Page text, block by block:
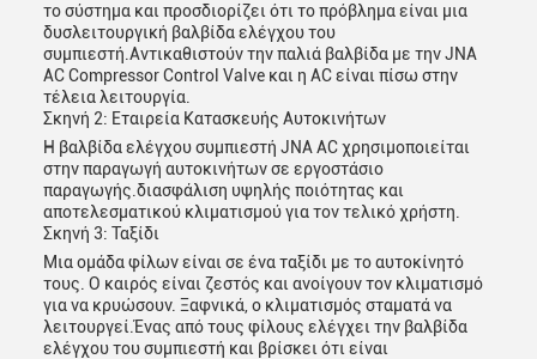
υποβολή
το σύστημα και προσδιορίζει ότι το πρόβλημα είναι μια
δυσλειτουργική βαλβίδα ελέγχου του
συμπιεστή.Αντικαθιστούν την παλιά βαλβίδα με την JNA
AC Compressor Control Valve και η AC είναι πίσω στην
τέλεια λειτουργία.
Σκηνή 2: Εταιρεία Κατασκευής Αυτοκινήτων
Η βαλβίδα ελέγχου συμπιεστή JNA AC χρησιμοποιείται
στην παραγωγή αυτοκινήτων σε εργοστάσιο
παραγωγής.διασφάλιση υψηλής ποιότητας και
αποτελεσματικού κλιματισμού για τον τελικό χρήστη.
Σκηνή 3: Ταξίδι
Μια ομάδα φίλων είναι σε ένα ταξίδι με το αυτοκίνητό
τους. Ο καιρός είναι ζεστός και ανοίγουν τον κλιματισμό
για να κρυώσουν. Ξαφνικά, ο κλιματισμός σταματά να
λειτουργεί.Ένας από τους φίλους ελέγχει την βαλβίδα
ελέγχου του συμπιεστή και βρίσκει ότι είναι